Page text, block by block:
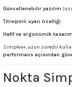
Güncellenebilir yazılım
Titreşimli uyarı özelliği
Hafif ve ergonomik tasarım
Simplex+, uzun süredir
performans açısından
Nokta